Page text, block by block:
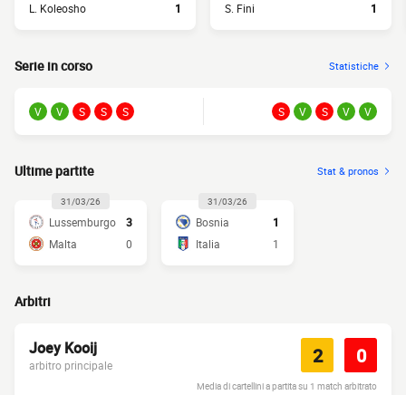
L. Koleosho 1 S. Fini 1
Serie in corso Statistiche
V V S S S S V S V V
Ultime partite Stat & pronos
31/03/26
Lussemburgo
3
Malta
0
31/03/26
Bosnia
1
Italia
1
Arbitri
Joey Kooij
arbitro principale 2 0
Media di cartellini a partita su 1 match arbitrato